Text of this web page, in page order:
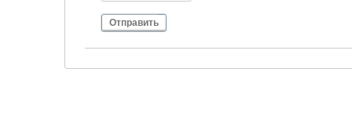
Отправить